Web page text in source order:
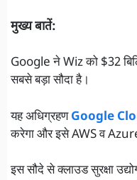
मुख्य बातें:
Google ने Wiz को $32
सबसे बड़ा सौदा है।
यह अधिग्रहणGoogle
करेगा और इसे AWS व
इस सौदे से क्लाउड सुरक्षा